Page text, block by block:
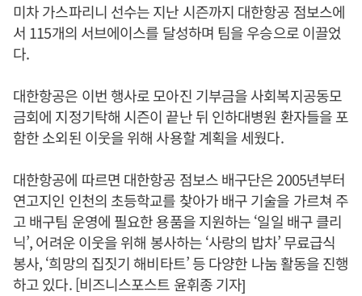
미차 가스파리니 선수는 지난 시즌까지 대한항공 점보스에
서 115개의 서브에이스를 달성하며 팀을 우승으로 이끌었
다.
대한항공은 이번 행사로 모아진 기부금을 사회복지공동모
금회에 지정기탁해 시즌이 끝난 뒤 인하대병원 환자들을 포
함한 소외된 이웃을 위해 사용할 계획을 세웠다.
대한항공에 따르면 대한항공 점보스 배구단은 2005년부터
연고지인 인천의 초등학교를 찾아가 배구 기술을 가르쳐 주
고 배구팀 운영에 필요한 용품을 지원하는 ‘일일 배구 클리
닉’, 어려운 이웃을 위해 봉사하는 ‘사랑의 밥차’ 무료급식
봉사, ‘희망의 집짓기 해비타트’ 등 다양한 나눔 활동을 진행
하고 있다. [비즈니스포스트 윤휘종 기자]